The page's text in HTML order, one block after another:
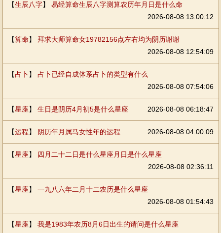
【生辰八字】 易经算命生辰八字测算农历年月日是什么命
2026-08-08 13:00:12
【算命】 拜求大师算命女19782156点左右均为阴历谢谢
2026-08-08 12:54:09
【占卜 】 占卜已经自成体系占卜的类型有什么
2026-08-08 07:54:06
【星座】 生日是阴历4月初5是什么星座 2026-08-08 06:18:47
【运程】 阴历年月属马女性年的运程 2026-08-08 04:00:09
【星座】 四月二十二日是什么星座月日是什么星座
2026-08-08 02:36:11
【星座】 一九八六年二月十二农历是什么星座
2026-08-08 01:54:43
【星座】 我是1983年农历8月6日出生的请问是什么星座